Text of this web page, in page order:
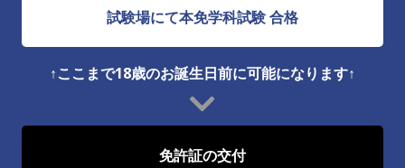
試験場にて本免学科試験 合格
↑ここまで18歳のお誕生日前に可能になります↑
免許証の交付